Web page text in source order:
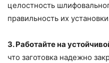
целостность
правильность их
3. Работайте на
что заготовка надежно